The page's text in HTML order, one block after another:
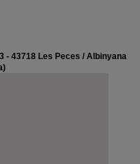
- 43718 Les Peces / Albinyana